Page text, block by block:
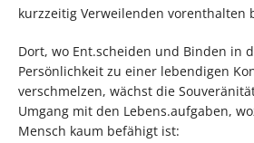
kurzzeitig Verweilenden vorenthalten
Dort, wo Ent.scheiden und Binden in
Persönlichkeit zu einer lebendigen
verschmelzen, wächst die
Umgang mit den Lebens.aufgaben,
Mensch kaum befähigt ist: